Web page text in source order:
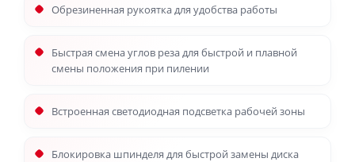
Обрезиненная рукоятка для удобства работы
Быстрая смена углов реза для быстрой и плавной
смены положения при пилении
Встроенная светодиодная подсветка рабочей зоны
Блокировка шпинделя для быстрой замены диска